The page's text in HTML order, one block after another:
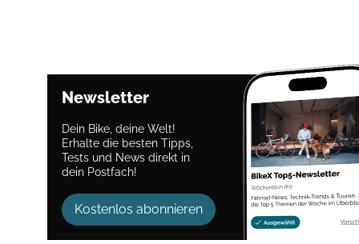
Newsletter
Dein Bike, deine Welt!
Erhalte die besten Tipps,
Tests und News direkt in
dein Postfach!
Kostenlos abonnieren